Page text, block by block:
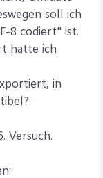
soll ich
8 codiert" ist.
hatte ich
in
Versuch.